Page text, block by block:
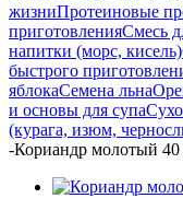
жизниПротеиновые
приготовленияСмесь
напитки (морс, кисель)
быстрого
яблокаСемена льна
и основы для супа
(курага, изюм,
-Кориандр молотый 40